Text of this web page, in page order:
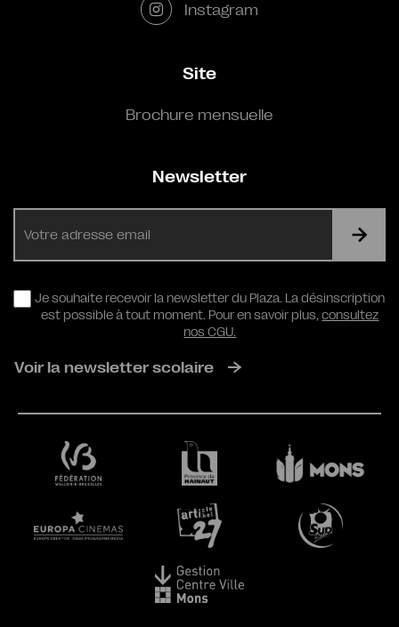
Instagram
Site
Brochure mensuelle
Newsletter
RGPD
Je souhaite recevoir la newsletter du Plaza. La désinscription
est possible à tout moment. Pour en savoir plus,consultez
nos CGU.
Voir la newsletter scolaire